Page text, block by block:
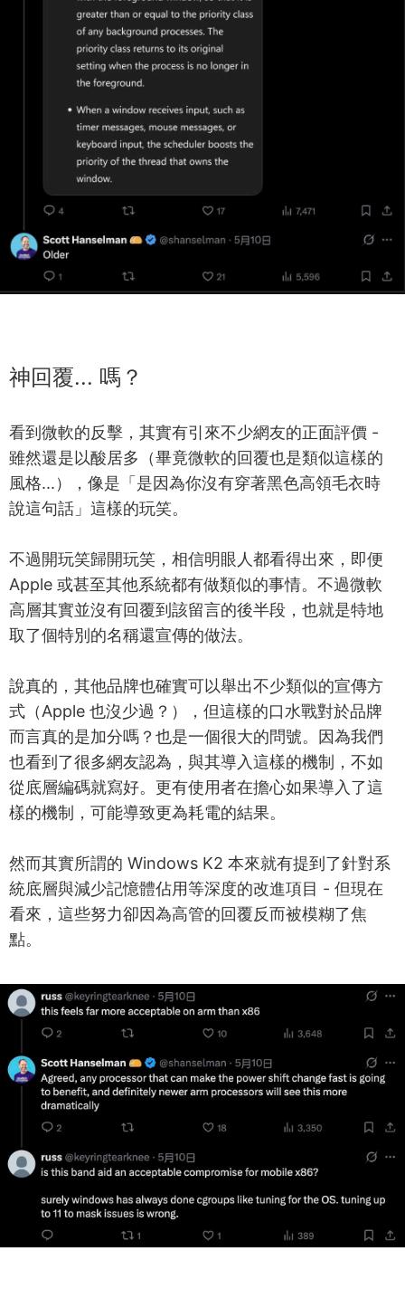
神回覆... 嗎？
看到微軟的反擊，其實有引來不少網友的正面評價 -
雖然還是以酸居多（畢竟微軟的回覆也是類似這樣的
風格...），像是「是因為你沒有穿著黑色高領毛衣時
說這句話」這樣的玩笑。
不過開玩笑歸開玩笑，相信明眼人都看得出來，即便
Apple 或甚至其他系統都有做類似的事情。不過微軟
高層其實並沒有回覆到該留言的後半段，也就是特地
取了個特別的名稱還宣傳的做法。
說真的，其他品牌也確實可以舉出不少類似的宣傳方
式（Apple 也沒少過？），但這樣的口水戰對於品牌
而言真的是加分嗎？也是一個很大的問號。因為我們
也看到了很多網友認為，與其導入這樣的機制，不如
從底層編碼就寫好。更有使用者在擔心如果導入了這
樣的機制，可能導致更為耗電的結果。
然而其實所謂的 Windows K2 本來就有提到了針對系
統底層與減少記憶體佔用等深度的改進項目 - 但現在
看來，這些努力卻因為高管的回覆反而被模糊了焦
點。